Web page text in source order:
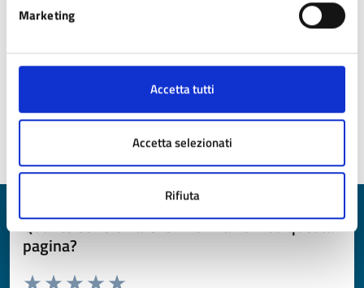
Marketing
Accetta tutti
Accetta selezionati
Rifiuta
DOCUMENTO
Regolamento di Polizia Urbana
Tutti i documenti
Quanto sono chiare le informazioni su questa
pagina?
Valuta da 1 a 5 stelle la pagina